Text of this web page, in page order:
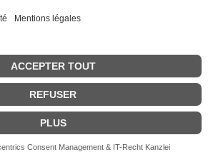
Déclaration de confidentialité